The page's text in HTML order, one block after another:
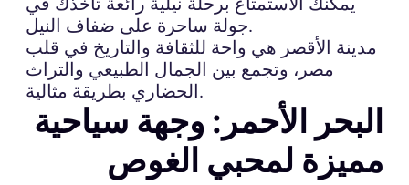
جولة ساحرة على ضفاف النيل.
مدينة الأقصر هي واحة للثقافة والتاريخ في قلب
مصر، وتجمع بين الجمال الطبيعي والتراث
الحضاري بطريقة مثالية.
البحر الأحمر: وجهة سياحية
مميزة لمحبي الغوص